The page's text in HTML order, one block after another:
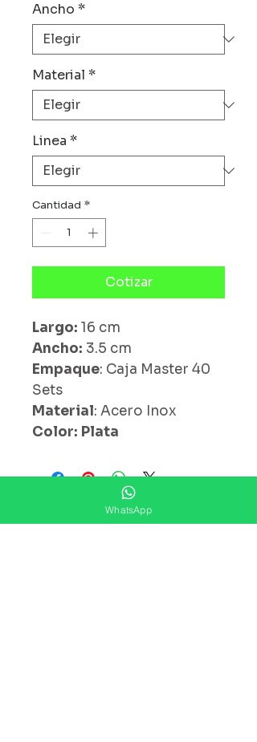
Ancho *
Material *
Linea *
Cantidad *
Cotizar
Largo: 16 cm
Ancho: 3.5 cm
Empaque: Caja Master 40
Sets
Material: Acero Inox
Color: Plata
¿ Ya Nos Sigues ?
WhatsApp